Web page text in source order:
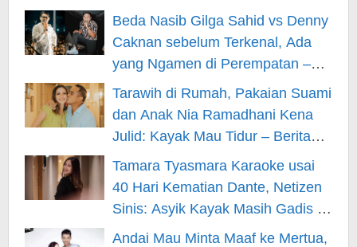
– Berita Hiburan
Beda Nasib Gilga Sahid vs Denny
Caknan sebelum Terkenal, Ada
yang Ngamen di Perempatan –
Berita Hiburan
Tarawih di Rumah, Pakaian Suami
dan Anak Nia Ramadhani Kena
Julid: Kayak Mau Tidur – Berita
Hiburan
Tamara Tyasmara Karaoke usai
40 Hari Kematian Dante, Netizen
Sinis: Asyik Kayak Masih Gadis –
Berita Hiburan
Andai Mau Minta Maaf ke Mertua,